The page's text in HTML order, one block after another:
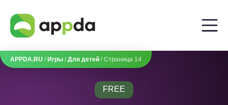
APPDA.RU / Игры / Для детей / Страница 14
FREE